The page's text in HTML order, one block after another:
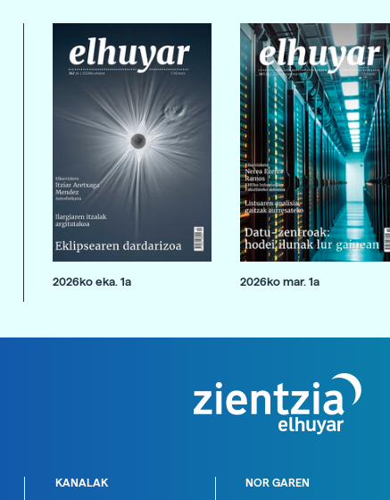
2026ko eka. 1a 2026ko mar. 1a
KANALAK NOR GAREN